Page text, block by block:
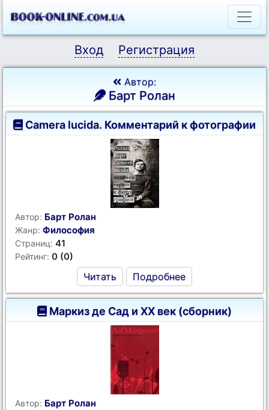
Вход Регистрация
Автор:
Барт Ролан
Camera lucida. Комментарий к фотографии
Автор: Барт Ролан
Жанр: Философия
Страниц: 41
Рейтинг: 0 (0)
Читать Подробнее
Маркиз де Сад и XX век (сборник)
Автор: Барт Ролан